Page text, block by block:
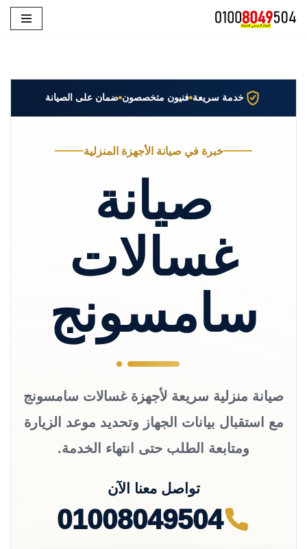
خدمة سريعة فنيون متخصصون ضمان على الصيانة
خبرة في صيانة الأجهزة المنزلية
صيانة
غسالات
سامسونج
صيانة منزلية سريعة لأجهزة غسالات سامسونج
مع استقبال بيانات الجهاز وتحديد موعد الزيارة
ومتابعة الطلب حتى انتهاء الخدمة.
تواصل معنا الآن
01008049504